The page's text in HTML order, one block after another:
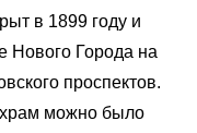
в 1899 году и
Нового Города на
проспектов.
можно было